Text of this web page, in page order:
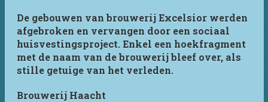
De gebouwen van brouwerij Excelsior werden
afgebroken en vervangen door een sociaal
huisvestingsproject. Enkel een hoekfragment
met de naam van de brouwerij bleef over, als
stille getuige van het verleden.
Brouwerij Haacht